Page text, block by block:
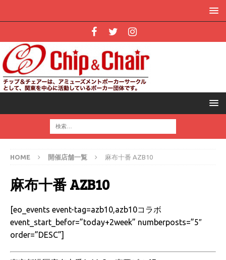
HOME 開催店舗一覧 麻布十番 AZB10
麻布十番 AZB10
[eo_events event-tag=azb10,azb10コラボ
event_start_befor=”today+2week” numberposts=”5″
order=”DESC”]